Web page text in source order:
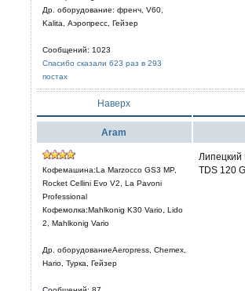
Др. оборудование: френч, V60,
Kalita, Аэропресс, Гейзер
Сообщений: 1023
Спасибо сказали 623 раз в 293
постах
Наверх
Aram
Кофемашина:La Marzocco GS3 MP,
Rocket Cellini Evo V2, La Pavoni
Professional
Кофемолка:Mahlkonig K30 Vario, Lido
2, Mahlkonig Vario
Др. оборудованиеAeropress, Chemex,
Hario, Турка, Гейзер
Липецкий
TDS 120